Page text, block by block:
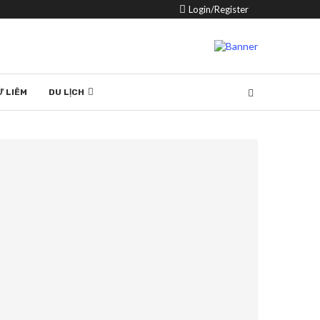
Login/Register
LIÊM DU LỊCH